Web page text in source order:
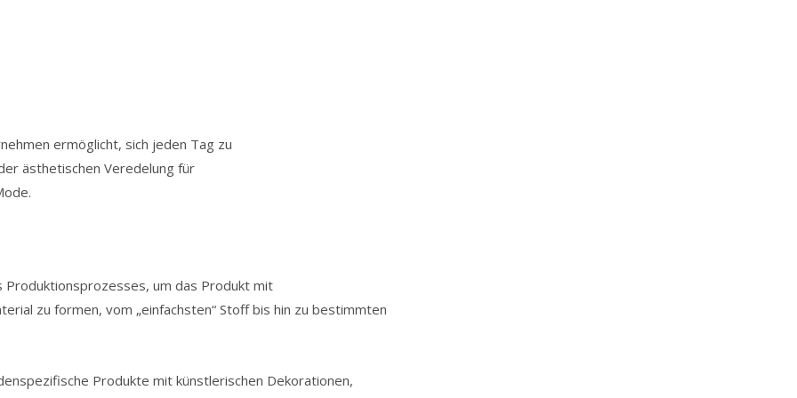
ermöglicht, sich jeden Tag zu
ästhetischen Veredelung für
um das Produkt mit
zu formen, vom „einfachsten“ Stoff bis hin zu bestimmten
Produkte mit künstlerischen Dekorationen,